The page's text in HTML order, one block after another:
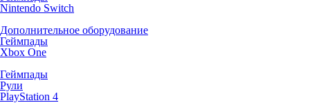
Nintendo Switch
Дополнительное оборудование
Геймпады
Xbox One
Геймпады
Рули
PlayStation 4